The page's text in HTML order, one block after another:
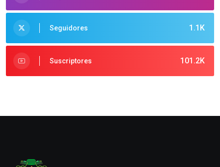
1.1K
Seguidores
101.2K
Suscriptores